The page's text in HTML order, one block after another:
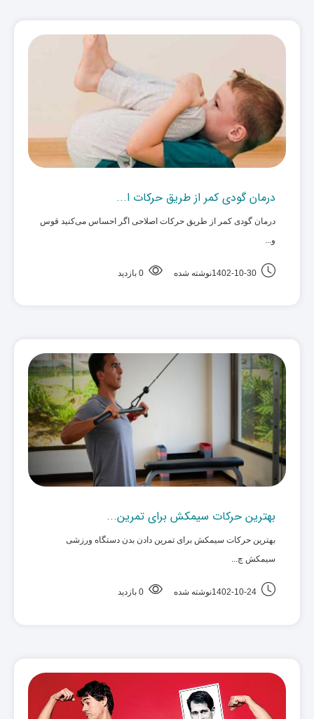
درمان گودی کمر از طریق حرکات ا...
درمان گودی کمر از طریق حرکات اصلاحی اگر احساس می‌کنید قوس
و... ‌
1402-10-30نوشته شده 0 بازدید
بهترین حرکات سیمکش برای تمرین...
بهترین حرکات سیمکش برای تمرین دادن بدن دستگاه ورزشی
سیمکش چ... ‌
1402-10-24نوشته شده 0 بازدید